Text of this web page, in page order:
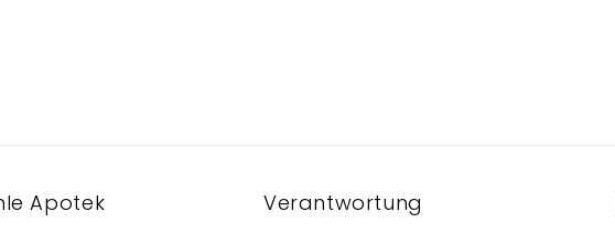
Apotek Verantwortung